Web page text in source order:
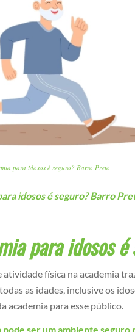
para idosos é seguro? Barro Preto
idosos é seguro? Barro
para idosos
atividade física na academia
as idades, inclusive os
academia para esse público.
pode ser um ambiente seguro